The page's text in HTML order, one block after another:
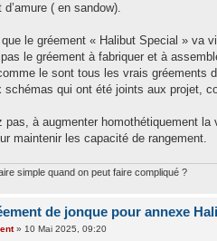
d’amure ( en sandow).
que le gréement « Halibut Special » va
pas le gréement à fabriquer et à
le sont tous les vrais gréements
schémas qui ont été joints aux projet,
pas, à augmenter homothétiquement
maintenir les capacité de rangement.
simple quand on peut faire compliqué ?
de jonque pour annexe
» 10 Mai 2025, 09:20